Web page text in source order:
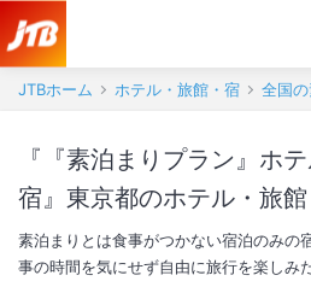
JTBホーム ホテル・旅館・宿 全国
『『素泊まりプラン』ホ
宿』東京都のホテル・旅
素泊まりとは食事がつかない宿泊のみの
事の時間を気にせず自由に旅行を楽しみ